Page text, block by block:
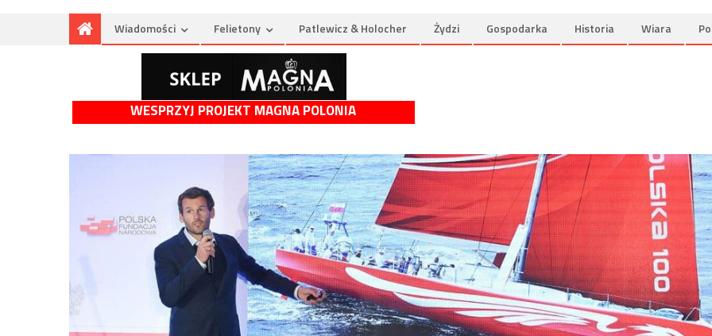
Wiadomości Felietony Patlewicz & Holocher Żydzi Gospodarka Historia Wiara
WESPRZYJ PROJEKT MAGNA POLONIA